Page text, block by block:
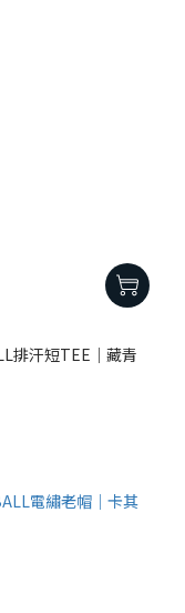
排汗短TEE｜藏青